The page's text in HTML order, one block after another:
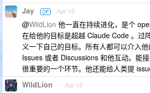
Jay OP Apr 13
@WildLion 他一直在持续进化，是个
在给他的目标是超越 Claude Code 。过
义一下自己的目标。所有人都可以介入
Issues 或者 Discussions 和他互动。能
很重要的一个环节。他还能给人类提
WildLion Apr 13